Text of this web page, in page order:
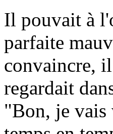
Il pouvait à
parfaite
convaincre,
regardait
"Bon, je vais